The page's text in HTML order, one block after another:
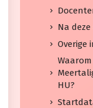
Na
Overige
HU?